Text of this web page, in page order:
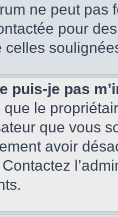
ne peut
pour
celles
puis-je pas
que le
que vous
avoir